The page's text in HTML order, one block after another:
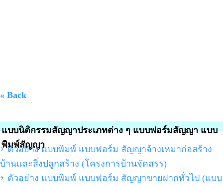
« Back
แบบนิติกรรมสัญญาประเภทต่าง ๆ แบบฟอร์มสัญญา แบบ
พิมพ์สัญญา
ตัวอย่าง แบบพิมพ์ แบบฟอร์ม สัญญาจ้างเหมาก่อสร้าง
บ้านและสิ่งปลูกสร้าง (โครงการบ้านจัดสรร)
ตัวอย่าง แบบพิมพ์ แบบฟอร์ม สัญญาขายฝากทั่วไป (แบบ